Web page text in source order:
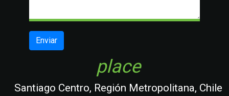
place
Santiago Centro, Región Metropolitana, Chile